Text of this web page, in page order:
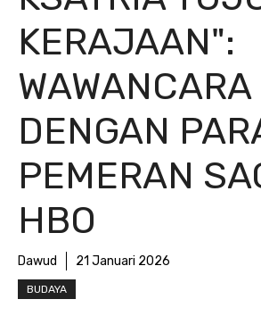
KERAJAAN":
WAWANCARA
DENGAN
PEMERAN
HBO
Dawud 21 Januari 2026
BUDAYA